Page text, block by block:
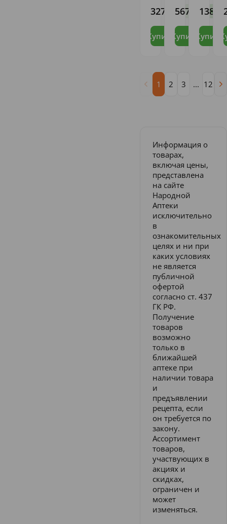
327 ,99 В наличии
Купить
EWALD
HERMES
FABRIK
567 ,21 В
Купить
138 ,76
Купить
1 2 3 ... 12
Информация о
товарах,
включая цены,
представлена
на сайте
Народной
Аптеки
исключительно
в
ознакомительных
целях и ни при
каких условиях
не является
публичной
офертой
согласно ст. 437
ГК РФ.
Получение
товаров
возможно
только в
ближайшей
аптеке при
наличии товара
и
предъявлении
рецепта, если
он требуется по
закону.
Ассортимент
товаров,
участвующих в
акциях и
скидках,
ограничен и
может
изменяться.